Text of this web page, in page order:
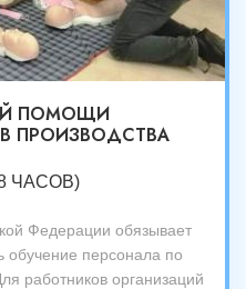
ПОМОЩИ
ПРОИЗВОДСТВА
ЧАСОВ)
Федерации обязывает
обучение персонала по
работников организаций